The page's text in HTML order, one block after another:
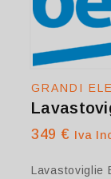
GRANDI
349 € Iva
Lavastoviglie